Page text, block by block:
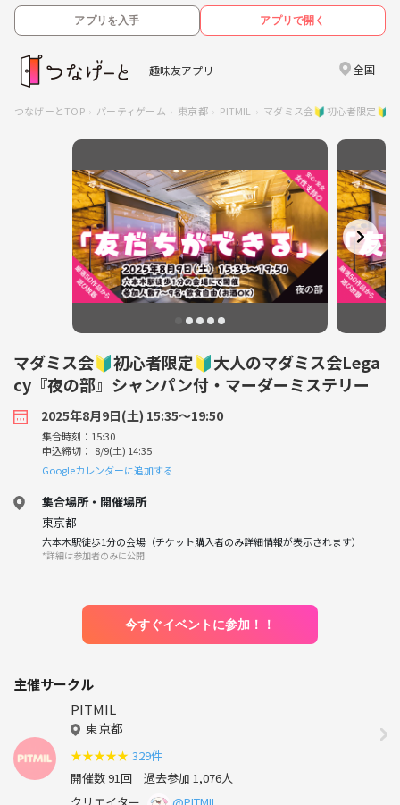
アプリを入手 アプリで開く
趣味友アプリ 全国
つなげーとTOP パーティゲーム 東京都 PITMIL マダミス会🔰初心者限定🔰
マダミス会🔰初心者限定🔰大人のマダミス会Lega
cy『夜の部』シャンパン付・マーダーミステリー
2025年8月9日(土) 15:35〜19:50
集合時刻：15:30
申込締切： 8/9(土) 14:35
Googleカレンダーに追加する
集合場所・開催場所
東京都
六本木駅徒歩1分の会場（チケット購入者のみ詳細情報が表示されます）
*詳細は参加者のみに公開
今すぐイベントに参加！！
主催サークル
PITMIL
東京都
★★★★★ 329件
開催数 91回 過去参加 1,076人